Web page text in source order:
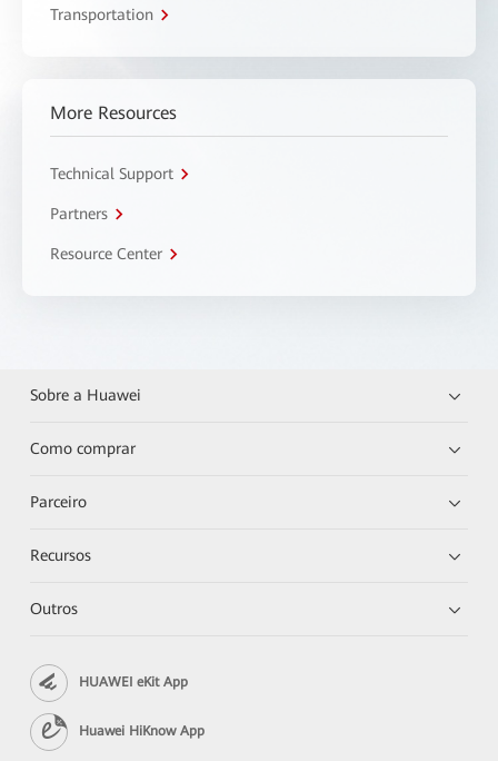
Transportation
More Resources
Technical Support
Partners
Resource Center
Sobre a Huawei
Como comprar
Parceiro
Recursos
Outros
HUAWEI eKit App
Huawei HiKnow App